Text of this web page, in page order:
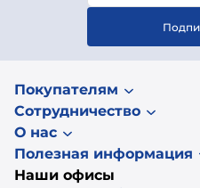
Покупателям
Сотрудничество
О нас
Полезная информация
Наши офисы